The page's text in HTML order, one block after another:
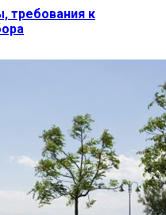
требования к